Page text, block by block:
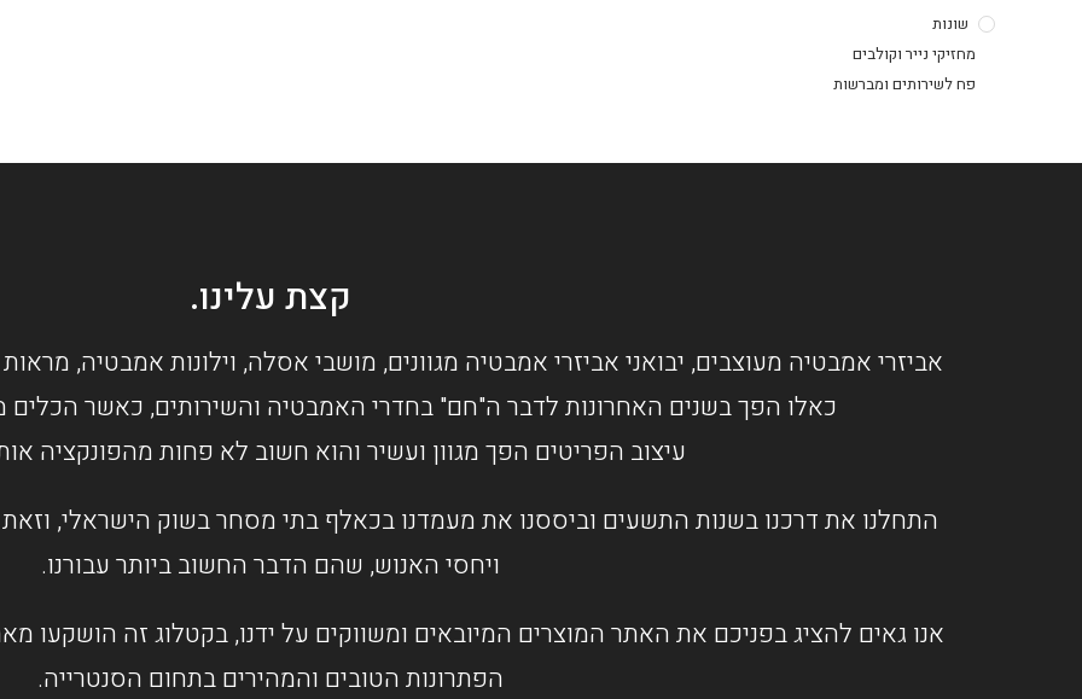
שונות
מחזיקי נייר וקולבים
פח לשירותים ומברשות
קצת עלינו.
אביזרי אמבטיה מעוצבים, יבואני אביזרי אמבטיה מגוונים, מושבי אסלה, וילונות אמבטיה,
כאלו הפך בשנים האחרונות לדבר ה"חם" בחדרי האמבטיה והשירותים, כאשר הכלים
עיצוב הפריטים הפך מגוון ועשיר והוא חשוב לא פחות מהפונקציה
התחלנו את דרכנו בשנות התשעים וביססנו את מעמדנו בכאלף בתי מסחר בשוק הישראלי,
ויחסי האנוש, שהם הדבר החשוב ביותר עבורנו.
אנו גאים להציג בפניכם את האתר המוצרים המיובאים ומשווקים על ידנו, בקטלוג זה
הפתרונות הטובים והמהירים בתחום הסנטרייה.